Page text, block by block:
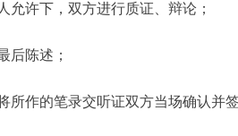
允许下，双方进行质证、辩论；
后陈述；
所作的笔录交听证双方当场确认并